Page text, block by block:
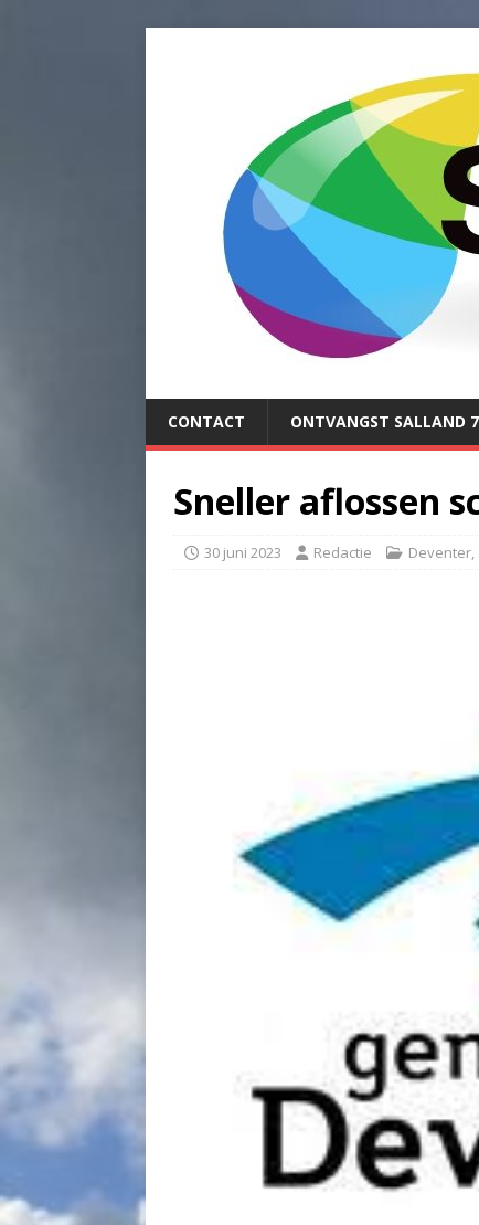
CONTACT ONTVANGST SALLAND
Sneller aflossen
30 juni 2023 Redactie Deventer,